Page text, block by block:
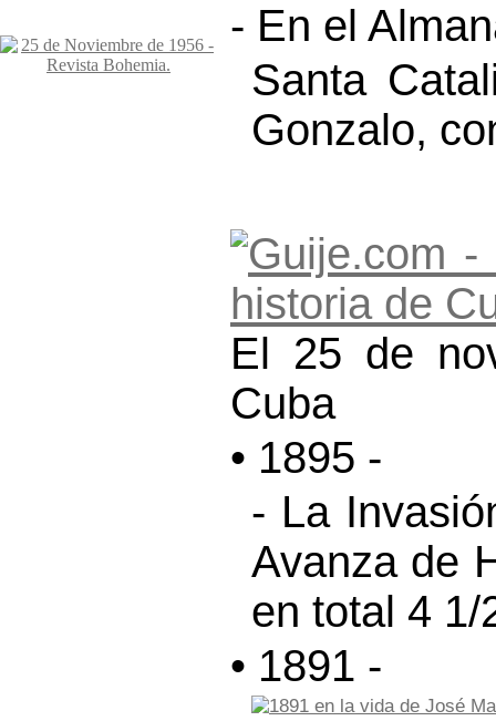
- En el
Santa
Gonzalo,
El 25 de
Cuba
• 1895 -
- La
Avanza de
en total 4 1/
• 1891 -